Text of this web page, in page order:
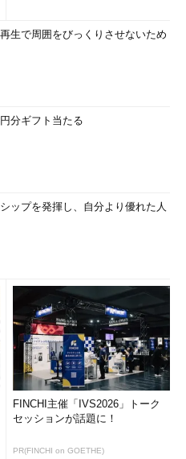
生で周囲をびっくりさせないため
分ギフト当たる
ップを発揮し、自分より優れた人
FINCHI主催「IVS2026」トーク
セッションが話題に！
PR(FINCHI on GOETHE)